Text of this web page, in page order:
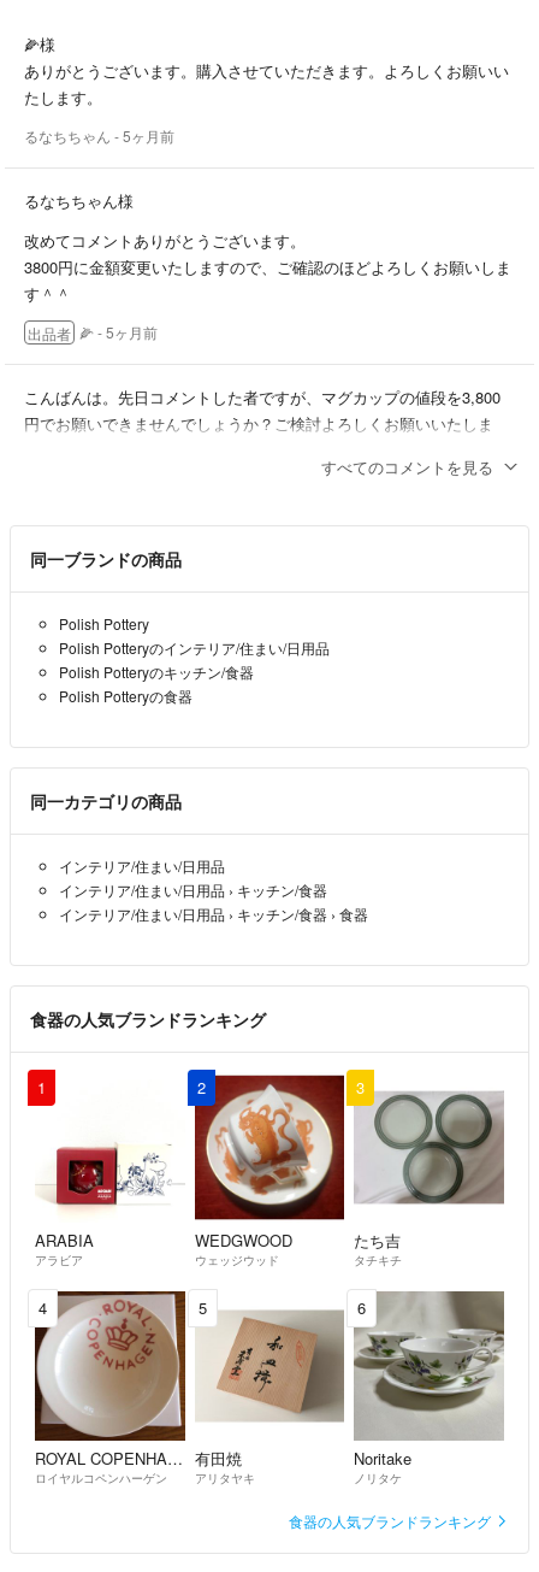
します＾＾
🌽様
ありがとうございます。購入させていただきます。よろしくお願いい
たします。
るなちちゃん - 5ヶ月前
るなちちゃん様
改めてコメントありがとうございます。
3800円に金額変更いたしますので、ご確認のほどよろしくお願いしま
す＾＾
出品者 🌽- 5ヶ月前
こんばんは。先日コメントした者ですが、マグカップの値段を3,800
円でお願いできませんでしょうか？ご検討よろしくお願いいたしま
桜子様
ご検討ありがとうございます。
専用ページを新しく作りましたので、そちらから購入お願いいたしま
すmm
よろしくお願いします☺️
夜分遅くに失礼致します。
家事の都合により、返信が遅くなりまして大変申し訳ございません。
画像ありがとうございます。
3300円でよろしくお願い致します。
出品者
お世話になります。
私のスマホでは(四枚目の画像は)プレートのフチの部分が、下半分確
認出来ない為
お手数をおかけして大変申し訳ありませんが
このページで構いませんので、先にプレートの詳細画像を追加して頂
くことは出来ますでしょうか？
桜子- 5ヶ月前
桜子様
プレートもマグ同様に未使用に近いになります。
出品わけますので改めて画像を載せ直します。
プレートのみで3300円でいかがでしょう？👀
すべてのコメントを見る
同一ブランドの商品
Polish Pottery
Polish Potteryのインテリア/住まい/日用品
Polish Potteryのキッチン/食器
Polish Potteryの食器
同一カテゴリの商品
インテリア/住まい/日用品
インテリア/住まい/日用品 › キッチン/食器
インテリア/住まい/日用品 › キッチン/食器 › 食器
食器の人気ブランドランキング
1
ARABIA
アラビア
2
WEDGWOOD
ウェッジウッド
3
たち吉
タチキチ
4
ROYAL COPENHAGEN
ロイヤルコペンハーゲン
5
有田焼
アリタヤキ
6
Noritake
ノリタケ
食器の人気ブランドランキング